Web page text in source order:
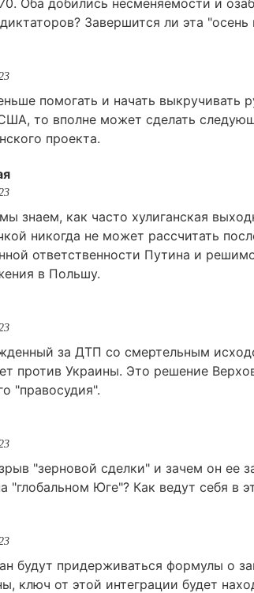
Оба добились несменяемости и
Завершится ли эта
помогать и начать выкручивать
то вполне может сделать
проекта.
знаем, как часто хулиганская
никогда не может рассчитать
ответственности Путина и
в Польшу.
за ДТП со смертельным
против Украины. Это решение
"правосудия".
"зерновой сделки" и зачем он ее
"глобальном Юге"? Как ведут себя в
будут придерживаться формулы о
ключ от этой интеграции будет